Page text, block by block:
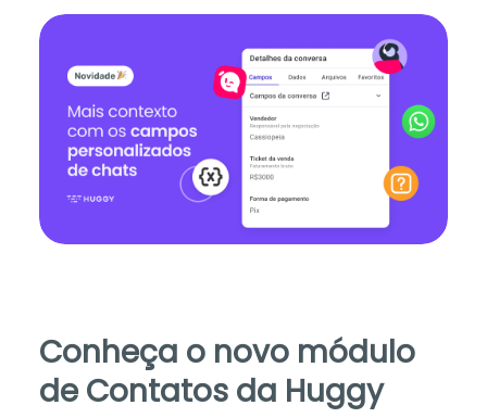
Conheça o novo módulo
de Contatos da Huggy